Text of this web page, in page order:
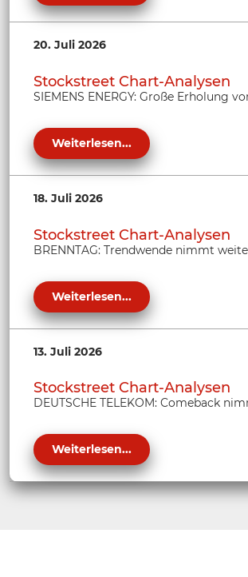
20. Juli 2026
Stockstreet Chart-Analysen
SIEMENS ENERGY: Große Erholung
Weiterlesen...
18. Juli 2026
Stockstreet Chart-Analysen
BRENNTAG: Trendwende nimmt
Weiterlesen...
13. Juli 2026
Stockstreet Chart-Analysen
DEUTSCHE TELEKOM: Comeback
Weiterlesen...